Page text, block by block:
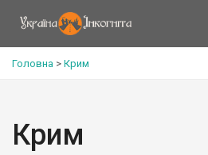
Головна > Крим
Крим